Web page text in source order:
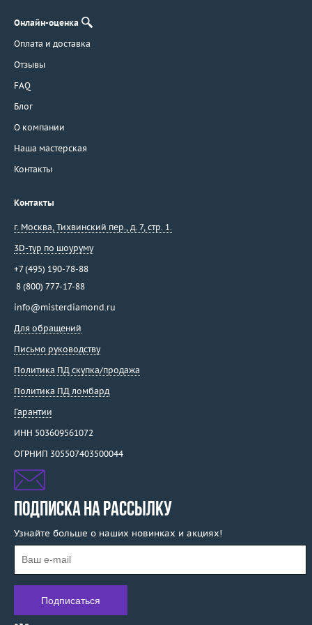
David Yurman
De Beers
Delfina Delettrez
Dubey&Schaldenbrand
Ebel
Effepi Gioielli
Emil Kraus
Emmeti
Enigma
F.DN.ORO
Faberge
Fani
Favero
Felice
Feraud
Fibo
Filk
Fred
Frey Wille
Garavelli
Garel
Онлайн-оценка
Оплата и доставка
Отзывы
FAQ
Блог
О компании
Наша мастерская
Контакты
Контакты
г. Москва Тихвинский пер., д. 7, стр. 1.
3D-тур по шоуруму
+7 (495) 190-78-88
8 (800) 777-17-88
info@misterdiamond.ru
Для обращений
Письмо руководству
Политика ПД скупка/продажа
Политика ПД ломбард
Гарантии
ИНН 503609561072
ОГРНИП 305507403500044
ПОДПИСКА НА РАССЫЛКУ
Узнайте больше о наших новинках и акциях!